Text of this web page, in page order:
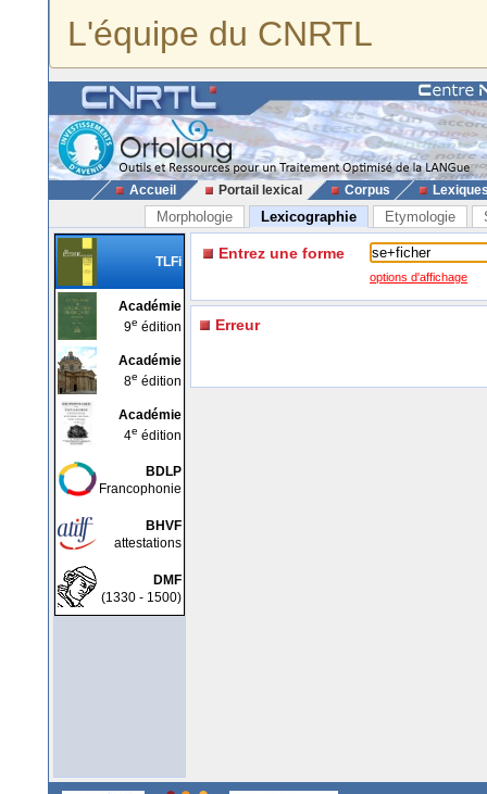
L'équipe du CNRTL
Accueil Portail lexical Corpus
Morphologie Lexicographie Etymologie
TLFi
Académie
9e édition
Académie
8e édition
Académie
4e édition
BDLP
Francophonie
BHVF
attestations
DMF
(1330 - 1500)
Entrez une forme
options d'affichage
Erreur